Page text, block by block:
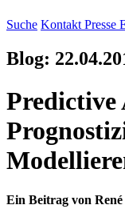
Suche Kontakt Presse
Blog:
Predictive
Ein Beitrag von